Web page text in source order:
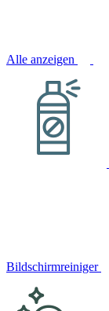
Alle anzeigen
Bildschirmreiniger